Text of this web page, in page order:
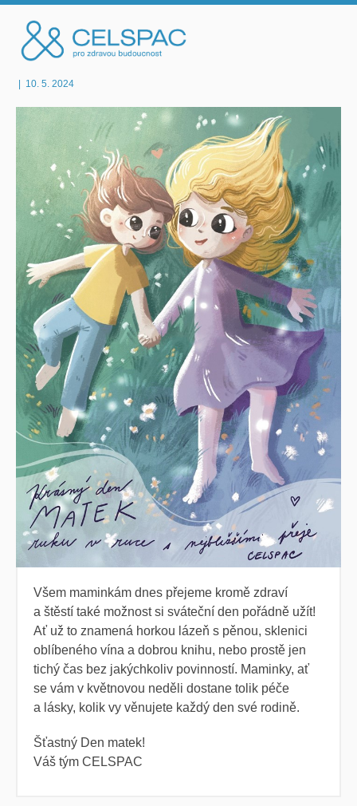
10. 5. 2024
Všem maminkám dnes přejeme kromě zdraví
a štěstí také možnost si sváteční den pořádně užít!
Ať už to znamená horkou lázeň s pěnou, sklenici
oblíbeného vína a dobrou knihu, nebo prostě jen
tichý čas bez jakýchkoliv povinností. Maminky, ať
se vám v květnovou neděli dostane tolik péče
a lásky, kolik vy věnujete každý den své rodině.
Šťastný Den matek!
Váš tým CELSPAC